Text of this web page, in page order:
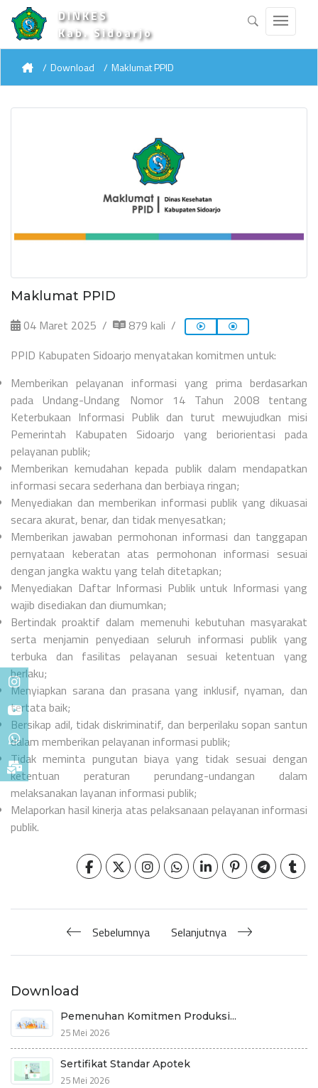
DINKES
Kab. Sidoarjo
Download Maklumat PPID
Maklumat PPID
04 Maret 2025
879 kali
PPID Kabupaten Sidoarjo menyatakan komitmen untuk:
Memberikan pelayanan informasi yang prima berdasarkan
pada Undang-Undang Nomor 14 Tahun 2008 tentang
Keterbukaan Informasi Publik dan turut mewujudkan misi
Pemerintah Kabupaten Sidoarjo yang beriorientasi pada
pelayanan publik;
Memberikan kemudahan kepada publik dalam mendapatkan
informasi secara sederhana dan berbiaya ringan;
Menyediakan dan memberikan informasi publik yang dikuasai
secara akurat, benar, dan tidak menyesatkan;
Memberikan jawaban permohonan informasi dan tanggapan
pernyataan keberatan atas permohonan informasi sesuai
dengan jangka waktu yang telah ditetapkan;
Menyediakan Daftar Informasi Publik untuk Informasi yang
wajib disediakan dan diumumkan;
Bertindak proaktif dalam memenuhi kebutuhan masyarakat
serta menjamin penyediaan seluruh informasi publik yang
terbuka dan fasilitas pelayanan sesuai ketentuan yang
berlaku;
Menyiapkan sarana dan prasana yang inklusif, nyaman, dan
tertata baik;
Bersikap adil, tidak diskriminatif, dan berperilaku sopan santun
dalam memberikan pelayanan informasi publik;
Tidak meminta pungutan biaya yang tidak sesuai dengan
ketentuan peraturan perundang-undangan dalam
melaksanakan layanan informasi publik;
Melaporkan hasil kinerja atas pelaksanaan pelayanan informasi
publik.
Sebelumnya Selanjutnya
Download
Pemenuhan Komitmen Produksi...
25 Mei 2026
Sertifikat Standar Apotek
25 Mei 2026